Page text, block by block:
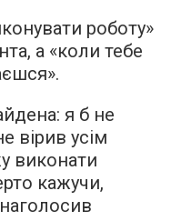
роботу»
а «коли тебе
я б не
вірив усім
виконати
кажучи,